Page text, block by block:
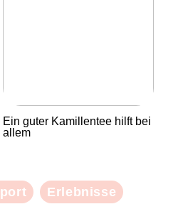
Ein guter Kamillentee hilft bei
allem
Erlebnisse